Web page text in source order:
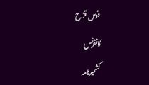
قوس قزح
کانفرنس
کشمیرنامہ